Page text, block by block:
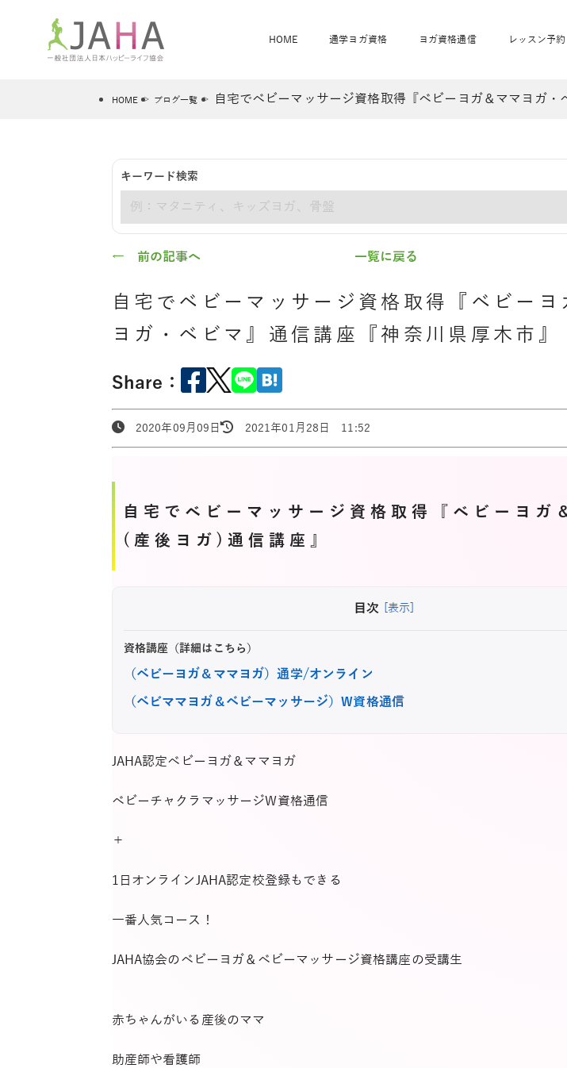
HOME
JAHAについて JAHAヨガスタジオ概要 直営校ブログ
通学ヨガ資格
JAHA資格講座一覧 卒業生の声 養成講座お申込み
ヨガ資格通信
骨盤スリムヨガ®通信 ベビママヨガW通信 ベビー「ピラティス＆ヨ
レッスン予約
ヨガレッスンカレンダー オンラインヨガ詳細 出張ヨガ・オフィスヨガ
全米ヨガRYT200
骨盤スリムヨガ
®
HOME ブログ一覧 自宅でベビーマッサージ資格取得『ベビーヨガ＆ママヨガ・
キーワード検索
← 前の記事へ 一覧に戻る
自宅でベビーマッサージ資格取得『ベビーヨ
ヨガ・ベビマ』通信講座『神奈川県厚木市』
Share：
2020年09月09日 2021年01月28日 11:52
自宅でベビーマッサージ資格取得『ベビーヨガ
(産後ヨガ)通信講座』
目次 [表示]
資格講座（詳細はこちら）
（ベビーヨガ＆ママヨガ）通学/オンライン
（ベビママヨガ＆ベビーマッサージ）W資格通信
JAHA認定ベビーヨガ＆ママヨガ
ベビーチャクラマッサージW資格通信
＋
1日オンラインJAHA認定校登録もできる
一番人気コース！
JAHA協会のベビーヨガ＆ベビーマッサージ資格講座の受講生
赤ちゃんがいる産後のママ
助産師や看護師